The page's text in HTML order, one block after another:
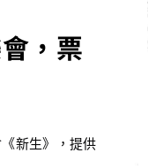
，票
新生》，提供